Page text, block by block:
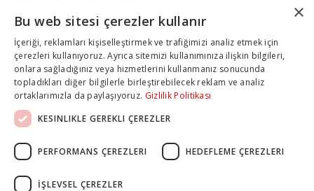
×
Bu web sitesi çerezler kullanır
İçeriği, reklamları kişiselleştirmek ve trafiğimizi analiz etmek için
çerezleri kullanıyoruz. Ayrıca sitemizi kullanımınıza ilişkin bilgileri,
onlara sağladığınız veya hizmetlerini kullanmanız sonucunda
topladıkları diğer bilgilerle birleştirebilecek reklam ve analiz
ortaklarımızla da paylaşıyoruz. Gizlilik Politikası
KESINLIKLE GEREKLI ÇEREZLER
PERFORMANS ÇEREZLERI HEDEFLEME ÇEREZLERI
İŞLEVSEL ÇEREZLER